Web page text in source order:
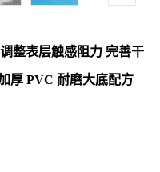
整表层触感阻力 完善干
厚 PVC 耐磨大底配方